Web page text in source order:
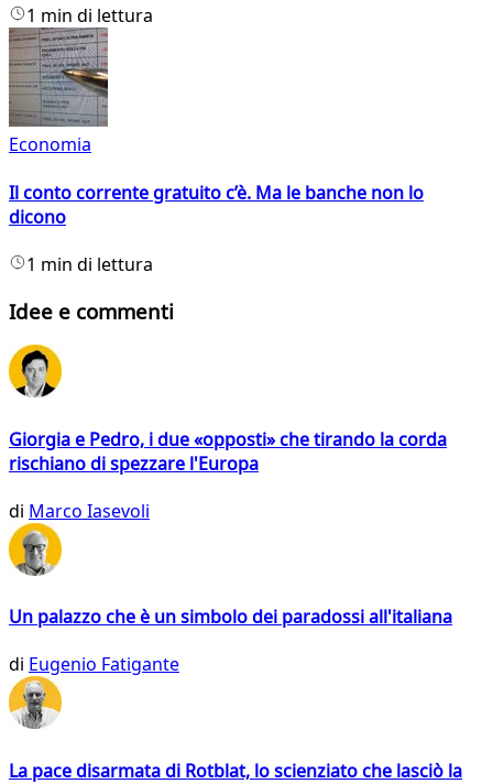
1 min di lettura
Economia
Il conto corrente gratuito c’è. Ma le banche non lo
dicono
1 min di lettura
Idee e commenti
Giorgia e Pedro, i due «opposti» che tirando la corda
rischiano di spezzare l'Europa
di Marco Iasevoli
Un palazzo che è un simbolo dei paradossi all'italiana
di Eugenio Fatigante
La pace disarmata di Rotblat, lo scienziato che lasciò la